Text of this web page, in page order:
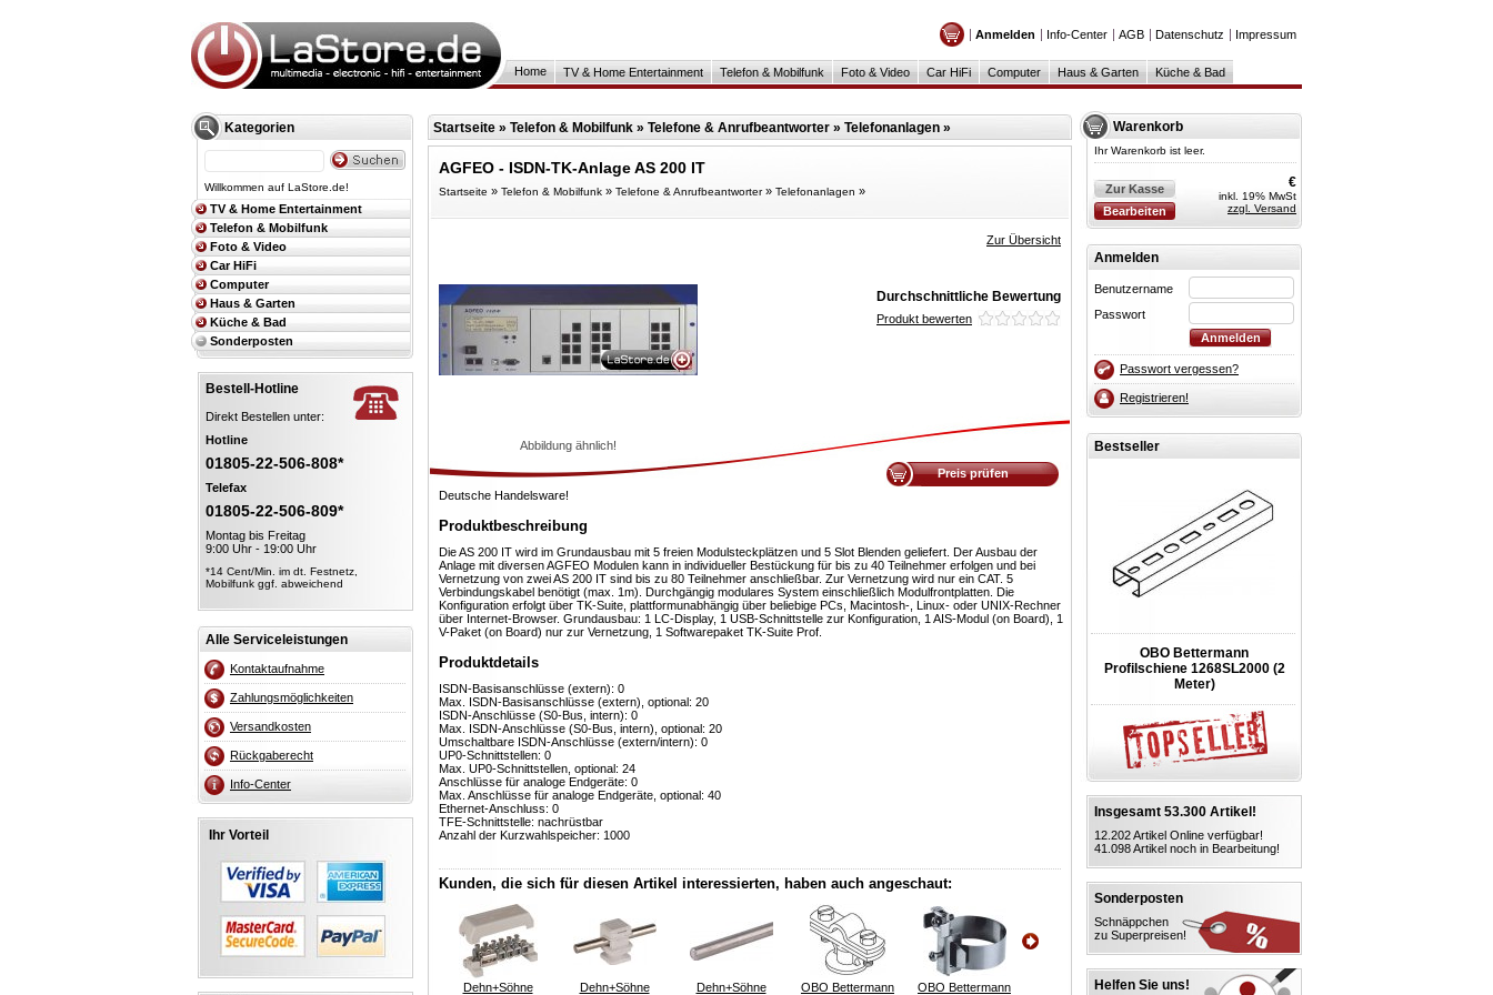
Anmelden Info-Center AGB Datenschutz Impressum
Home TV & Home Entertainment Telefon & Mobilfunk Foto & Video Car HiFi Computer Haus & Garten Küche & Bad
Kategorien
Willkommen auf LaStore.de!
TV & Home Entertainment
Telefon & Mobilfunk
Foto & Video
Car HiFi
Computer
Haus & Garten
Küche & Bad
Sonderposten
Bestell-Hotline
Direkt Bestellen unter:
Hotline
01805-22-506-808*
Telefax
01805-22-506-809*
Montag bis Freitag
9:00 Uhr - 19:00 Uhr
*14 Cent/Min. im dt. Festnetz,
Mobilfunk ggf. abweichend
Alle Serviceleistungen
Kontaktaufnahme
Zahlungsmöglichkeiten
Versandkosten
Rückgaberecht
Info-Center
Ihr Vorteil
Startseite » Telefon & Mobilfunk » Telefone & Anrufbeantworter » Telefonanlagen »
AGFEO - ISDN-TK-Anlage AS 200 IT
Startseite » Telefon & Mobilfunk » Telefone & Anrufbeantworter» Telefonanlagen »
Abbildung ähnlich!
Zur Übersicht
Durchschnittliche Bewertung
Produkt bewerten
Preis prüfen
Deutsche Handelsware!
Produktbeschreibung
Die AS 200 IT wird im Grundausbau mit 5 freien Modulsteckplätzen und 5 Slot Blenden geliefert. Der Ausbau der
Anlage mit diversen AGFEO Modulen kann in individueller Bestückung für bis zu 40 Teilnehmer erfolgen und bei
Vernetzung von zwei AS 200 IT sind bis zu 80 Teilnehmer anschließbar. Zur Vernetzung wird nur ein CAT. 5
Verbindungskabel benötigt (max. 1m). Durchgängig modulares System einschließlich Modulfrontplatten. Die
Konfiguration erfolgt über TK-Suite, plattformunabhängig über beliebige PCs, Macintosh-, Linux- oder UNIX-Rechner
über Internet-Browser. Grundausbau: 1 LC-Display, 1 USB-Schnittstelle zur Konfiguration, 1 AIS-Modul (on Board), 1
V-Paket (on Board) nur zur Vernetzung, 1 Softwarepaket TK-Suite Prof.
Produktdetails
ISDN-Basisanschlüsse (extern): 0
Max. ISDN-Basisanschlüsse (extern), optional: 20
ISDN-Anschlüsse (S0-Bus, intern): 0
Max. ISDN-Anschlüsse (S0-Bus, intern), optional: 20
Umschaltbare ISDN-Anschlüsse (extern/intern): 0
UP0-Schnittstellen: 0
Max. UP0-Schnittstellen, optional: 24
Anschlüsse für analoge Endgeräte: 0
Max. Anschlüsse für analoge Endgeräte, optional: 40
Ethernet-Anschluss: 0
TFE-Schnittstelle: nachrüstbar
Anzahl der Kurzwahlspeicher: 1000
Kunden, die sich für diesen Artikel interessierten, haben auch angeschaut:
Dehn+Söhne
Dehn+Söhne
Dehn+Söhne
OBO Bettermann
OBO Bettermann
Warenkorb
Ihr Warenkorb ist leer.
€
inkl. 19% MwSt
zzgl. Versand
Zur Kasse
Bearbeiten
Anmelden
Benutzername
Passwort
Passwort vergessen?
Registrieren!
Bestseller
OBO Bettermann
Profilschiene 1268SL2000 (2
Meter)
Insgesamt 53.300 Artikel!
12.202 Artikel Online verfügbar!
41.098 Artikel noch in Bearbeitung!
Sonderposten
Schnäppchen
zu Superpreisen!
Helfen Sie uns!